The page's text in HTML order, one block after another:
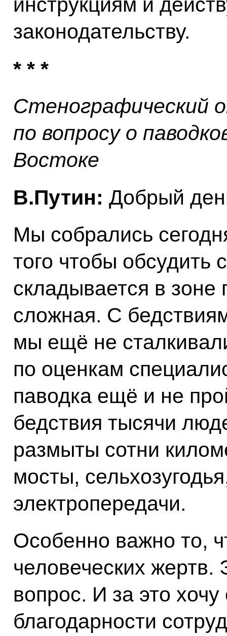
инструкциям и
законодательству.
* * *
Стенографический
по вопросу о
Востоке
В.Путин: Добрый
Мы собрались
того чтобы обсудить
складывается в зоне
сложная. С
мы ещё не
по оценкам
паводка ещё и не
бедствия тысячи
размыты сотни
мосты,
электропередачи.
Особенно важно то,
человеческих
вопрос. И за это
благодарности